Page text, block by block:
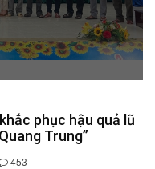
phục hậu quả lũ
Trung”
453